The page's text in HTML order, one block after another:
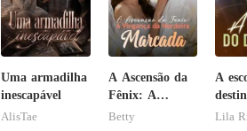
Uma armadilha
inescapável
AlisTae
A Ascensão da
Fênix: A
Vingança da
Betty
A
Lila